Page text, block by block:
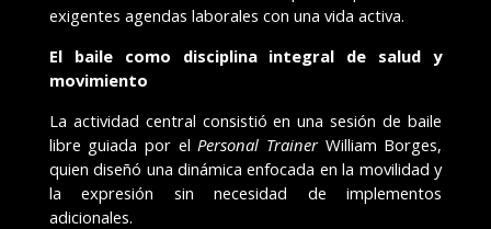
exigentes agendas laborales con una vida activa.
El baile como disciplina integral de salud y
movimiento
La actividad central consistió en una sesión de baile
libre guiada por el Personal TrainerWilliam Borges,
quien diseñó una dinámica enfocada en la movilidad y
la expresión sin necesidad de implementos
adicionales.